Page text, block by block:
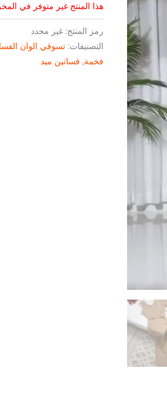
هذا المنتج غير متوفر في
رمز المنتج:غير محدد
التصنيفات:تسوقي الوان
فخمة, فساتين ميد